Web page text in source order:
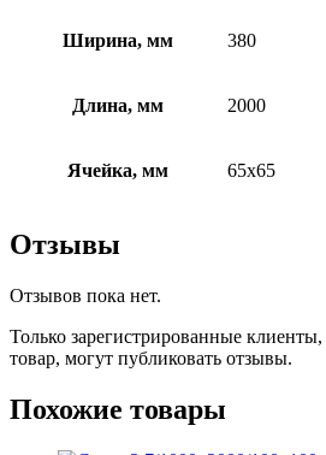
Ширина, мм 380
Длина, мм 2000
Ячейка, мм 65х65
Отзывы
Отзывов пока нет.
Только зарегистрированные
товар, могут публиковать отзывы.
Похожие товары